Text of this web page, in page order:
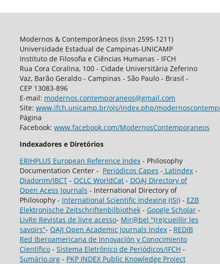
Modernos & Contemporâneos (issn 2595-1211)
Universidade Estadual de Campinas-UNICAMP
Instituto de Filosofia e Ciências Humanas - IFCH
Rua Cora Coralina, 100 - Cidade Universitária Zeferino
Vaz, Barão Geraldo - Campinas - São Paulo - Brasil -
CEP 13083-896
E-mail: modernos.contemporaneos@gmail.com
Site: www.ifch.unicamp.br/ojs/index.php/
Página
Facebook: www.facebook.com/ModernosContemporaneos
Indexadores e Diretórios
ERIHPLUS European Reference Index- Philosophy
Documentation Center - Periódicos Capes - Latindex-
Diadorim/IBCT- OCLC WorldCat- DOAJ Directory of
Open Acess Journals - International Directory of
Philosophy - International Scientific Indexing (ISI)- EZB
Elektronische Zeitschriftenbilbiothek- Google Scholar-
LivRe Revistas de livre acesso- Mir@bel "(re)cueillir les
savoirs"- OAJI Open Academic Journals Index- REDIB
Red Iberoamericana de Innovación y Conocimiento
Científico- Sistema Eletrônico de Periódicos/IFCH -
Sumário.org- PKP INDEX Public Knowledge Project